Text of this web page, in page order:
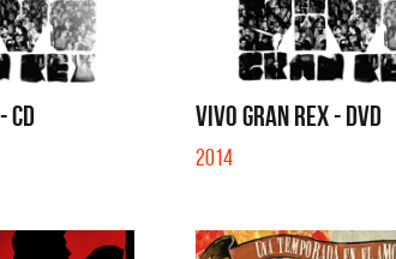
CD VIVO GRAN REX - DVD
2014